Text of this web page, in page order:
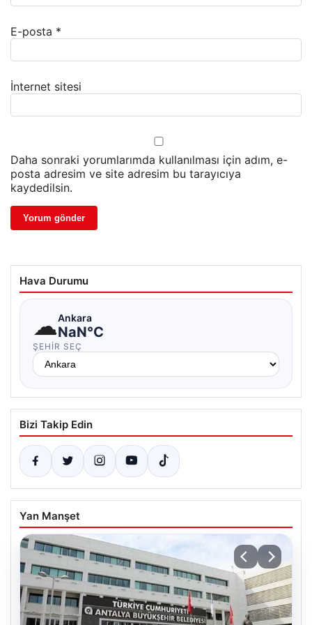
E-posta *
İnternet sitesi
Daha sonraki yorumlarımda kullanılması için adım, e-
posta adresim ve site adresim bu tarayıcıya
kaydedilsin.
Hava Durumu
☁Ankara
NaN°C
ŞEHIR SEÇ
Bizi Takip Edin
Yan Manşet